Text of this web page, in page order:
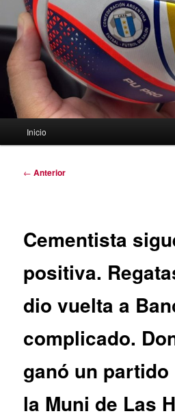
Inicio
Navegación
← Anterior
Cementista
positiva.
dio vuelta a
complicado.
ganó un partido
la Muni de Las